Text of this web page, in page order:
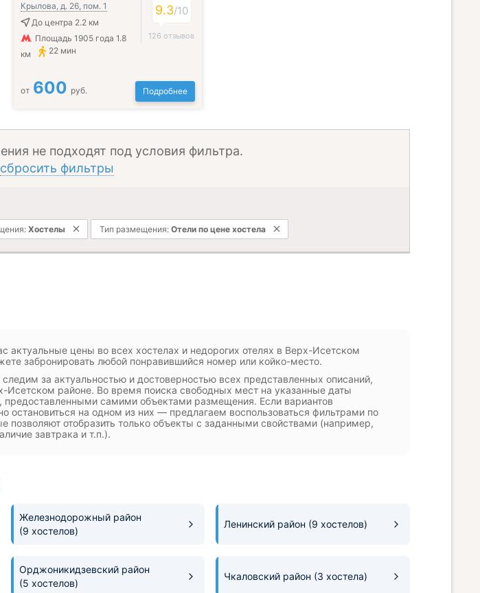
Крылова, д. 26, пом. 1
До центра 2.2 км
Площадь 1905 года 1.8
км
22 мин
9.3/10
126 отзывов
от 600 руб. Подробнее
не подходят под условия фильтра.
сбросить фильтры
Хостелы Тип размещения: Отели по цене хостела
актуальные цены во всех хостелах и недорогих отелях в Верх-Исетском
забронировать любой понравившийся номер или койко-место.
за актуальностью и достоверностью всех представленных описаний,
Исетском районе. Во время поиска свободных мест на указанные даты
предоставленными самими объектами размещения. Если вариантов
на одном из них — предлагаем воспользоваться фильтрами по
позволяют отобразить только объекты с заданными свойствами (например,
завтрака и т.п.).
Железнодорожный район
(9 хостелов)
Ленинский район (9 хостелов)
Орджоникидзевский район
(5 хостелов)
Чкаловский район (3 хостела)